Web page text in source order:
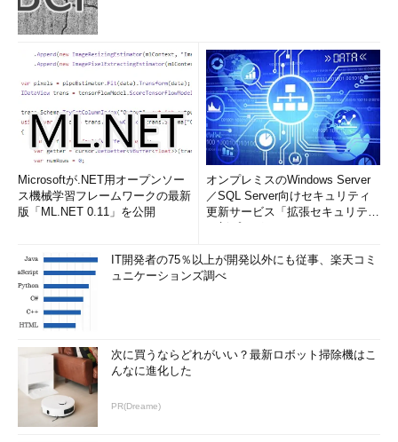
Microsoftが.NET用オープンソー
ス機械学習フレームワークの最新
版「ML.NET 0.11」を公開
オンプレミスのWindows Server
／SQL Server向けセキュリティ
更新サービス「拡張セキュリティ
IT開発者の75％以上が開発以外にも従事、楽天コミ
ュニケーションズ調べ
次に買うならどれがいい？最新ロボット掃除機はこ
んなに進化した
PR(Dreame)